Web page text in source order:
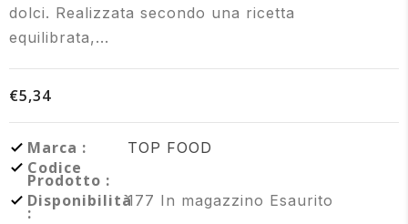
dolci. Realizzata secondo una ricetta
equilibrata,...
€5,34
Marca : TOP FOOD
Codice
Prodotto :
Disponibilità
:
177 In magazzino Esaurito